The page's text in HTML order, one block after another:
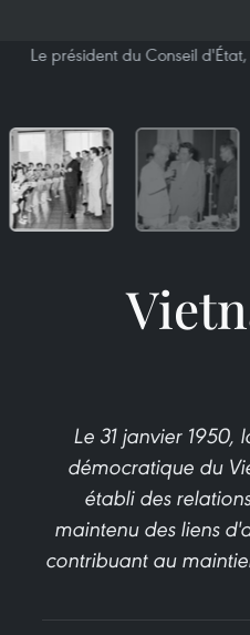
Le président du Conseil
Le 31 janvier
démocratique du
établi des
maintenu des liens
contribuant au